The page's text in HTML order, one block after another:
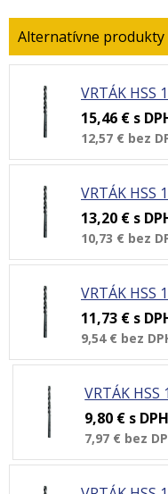
VRTÁK HSS
15,46 € s
12,57 € bez
VRTÁK HSS
13,20 € s
10,73 € bez
VRTÁK HSS
11,73 € s
9,54 € bez
VRTÁK HSS
9,80 € s DPH
7,97 € bez